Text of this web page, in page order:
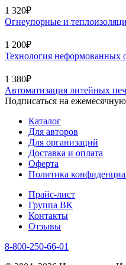
1 320₽
Огнеупорные и
1 200₽
Технология неформованных
1 380₽
Автоматизация литейных
Подписаться на
Каталог
Для авторов
Для организаций
Доставка и оплата
Оферта
Политика
Прайс-лист
Группа ВК
Контакты
Отзывы
8-800-250-66-01